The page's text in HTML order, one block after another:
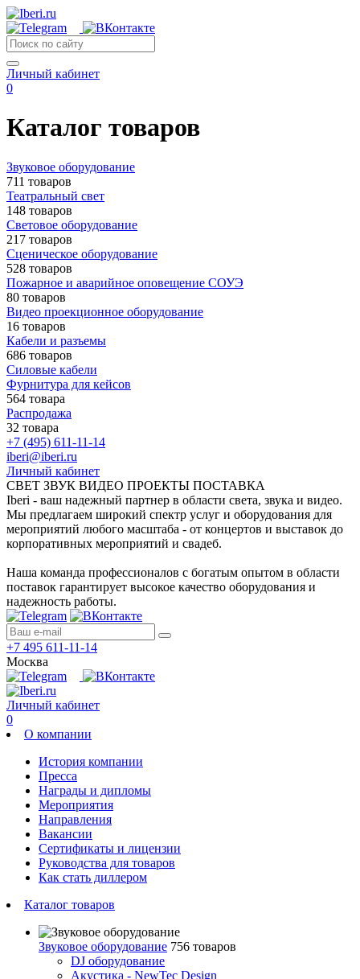
Личный кабинет
0
Каталог товаров
Звуковое оборудование
711 товаров
Театральный свет
148 товаров
Световое оборудование
217 товаров
Сценическое оборудование
528 товаров
Пожарное и аварийное оповещение СОУЭ
80 товаров
Видео проекционное оборудование
16 товаров
Кабели и разъемы
686 товаров
Силовые кабели
Фурнитура для кейсов
564 товара
Распродажа
32 товара
+7 (495) 611-11-14
iberi@iberi.ru
Личный кабинет
СВЕТ ЗВУК ВИДЕО ПРОЕКТЫ ПОСТАВКА
Iberi - ваш надежный партнер в области света, звука и видео.
Мы предлагаем широкий спектр услуг и оборудования для
мероприятий любого масштаба - от концертов и выставок до
корпоративных мероприятий и свадеб.
Наша команда профессионалов с богатым опытом в области
поставок гарантирует высокое качество оборудования и
надежность работы.
+7 495 611-11-14
Москва
Личный кабинет
0
О компании
История компании
Пресса
Награды и дипломы
Мероприятия
Направления
Вакансии
Сертификаты и лицензии
Руководства для товаров
Как стать диллером
Каталог товаров
Звуковое оборудование 756 товаров
DJ оборудование
Акустика - NewTec Design